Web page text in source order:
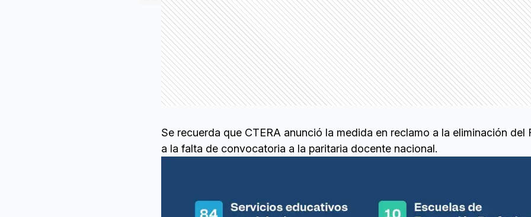
Se recuerda que CTERA anunció la medida en reclamo a la eliminación del
a la falta de convocatoria a la paritaria docente nacional.